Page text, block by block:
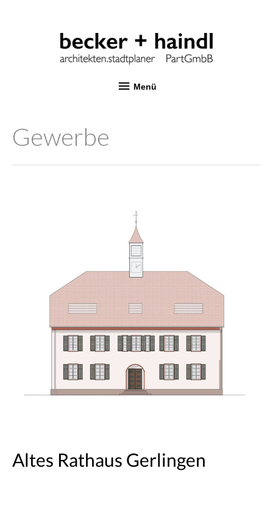
Menü
Gewerbe
Altes Rathaus Gerlingen